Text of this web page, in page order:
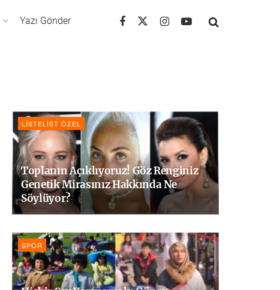
Yazı Gönder
LISTELIST ÖZEL
Toplanın Açıklıyoruz! Göz Renginiz
Genetik Mirasınız Hakkında Ne
Söylüyor?
SPOR